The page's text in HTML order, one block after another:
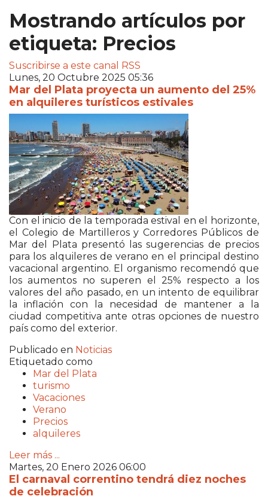
Mostrando artículos por
etiqueta: Precios
Suscribirse a este canal RSS
Lunes, 20 Octubre 2025 05:36
Mar del Plata proyecta un aumento del 25%
en alquileres turísticos estivales
Con el inicio de la temporada estival en el horizonte,
el Colegio de Martilleros y Corredores Públicos de
Mar del Plata presentó las sugerencias de precios
para los alquileres de verano en el principal destino
vacacional argentino. El organismo recomendó que
los aumentos no superen el 25% respecto a los
valores del año pasado, en un intento de equilibrar
la inflación con la necesidad de mantener a la
ciudad competitiva ante otras opciones de nuestro
país como del exterior.
Publicado en Noticias
Etiquetado como
Mar del Plata
turismo
Vacaciones
Verano
Precios
alquileres
Leer más ...
Martes, 20 Enero 2026 06:00
El carnaval correntino tendrá diez noches
de celebración